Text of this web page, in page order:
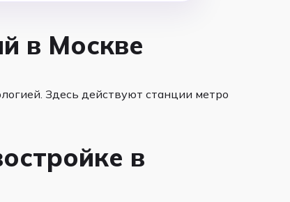
в Москве
Здесь действуют станции метро
в